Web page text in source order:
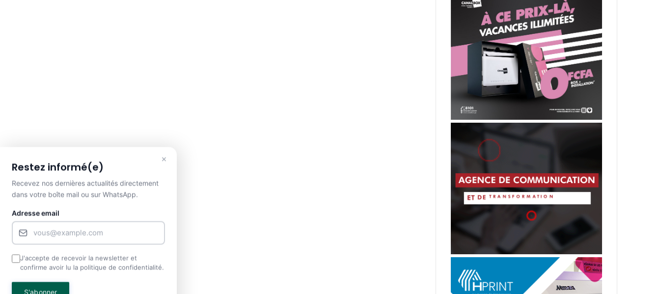
×
Restez informé(e)
Recevez nos dernières actualités directement
dans votre boîte mail ou sur WhatsApp.
Adresse email
J'accepte de recevoir la newsletter et
confirme avoir lu la politique de confidentialité.
S'abonner